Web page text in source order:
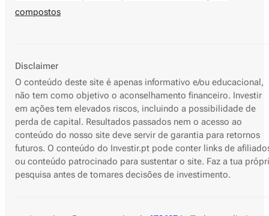
compostos
Disclaimer
O conteúdo deste site é apenas informativo e/ou educacional,
não tem como objetivo o aconselhamento financeiro. Investir
em ações tem elevados riscos, incluindo a possibilidade de
perda de capital. Resultados passados nem o acesso ao
conteúdo do nosso site deve servir de garantia para retornos
futuros. O conteúdo do Investir.pt pode conter links de
ou conteúdo patrocinado para sustentar o site. Faz a tua
pesquisa antes de tomares decisões de investimento.